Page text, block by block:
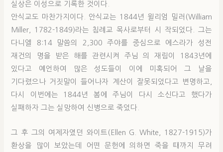
실상은 이성으로 기록한 것이다.
안식교도 마찬가지이다. 안식교는 1844년 윌리엄 밀러(William
Miller, 1782-1849)라는 침례교 목사로부터 시 작되었다. 그는
다니엘 8:14 말씀의 2,300 주야를 중심으로 에스라가 성전
재건의 명을 받은 해를 관련시켜 주님 의 재림이 1843년에
있다고 예언하여 많은 성도들이 이에 미혹되어 그 날을
기다렸으나 거짓말이 들어나자 계산이 잘못되었다고 변명하고,
다시 이번에는 1844년 봄에 주님이 다시 소신다고 했다가
실패하자 그는 실망하여 신병으로 죽었다.
그 후 그의 여제자였던 와이트(Ellen G. White, 1827-1915)가
환상을 많이 보았는데 어떤 문헌에 의하면 죽을 때까지 무려